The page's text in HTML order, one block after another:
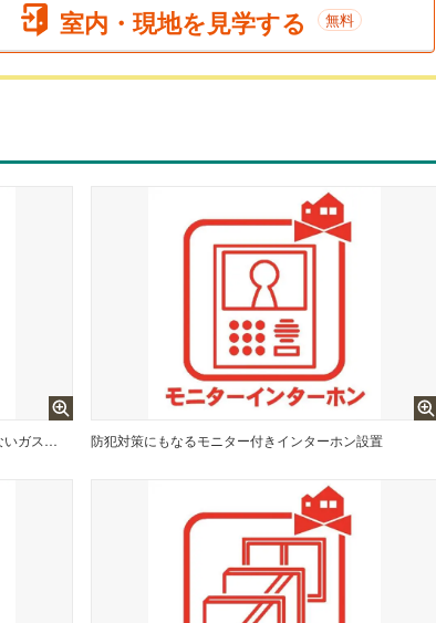
室内・現地を見学する 無料
排気熱を有効に利用して水を温めるので、少ないガス消費量で効率よくお湯を沸かせます。 防犯対策にもなるモニター付きインターホン設置